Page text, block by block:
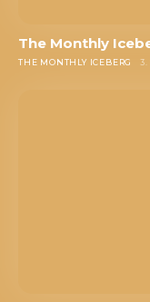
The Monthly
THE MONTHLY ICEBERG 3.